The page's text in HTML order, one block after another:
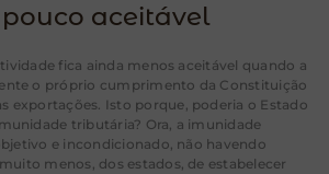
aceitável
fica ainda menos aceitável quando a
o próprio cumprimento da Constituição
exportações. Isto porque, poderia o Estado
tributária? Ora, a imunidade
e incondicionado, não havendo
menos, dos estados, de estabelecer